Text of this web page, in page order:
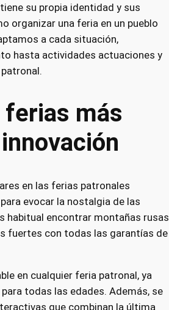
tiene su propia identidad y sus
organizar una feria en un pueblo
a cada situación,
hasta actividades actuaciones y
ferias más
en las ferias patronales
evocar la nostalgia de las
habitual encontrar montañas rusas
fuertes con todas las garantías de
en cualquier feria patronal, ya
todas las edades. Además, se
que combinan la última